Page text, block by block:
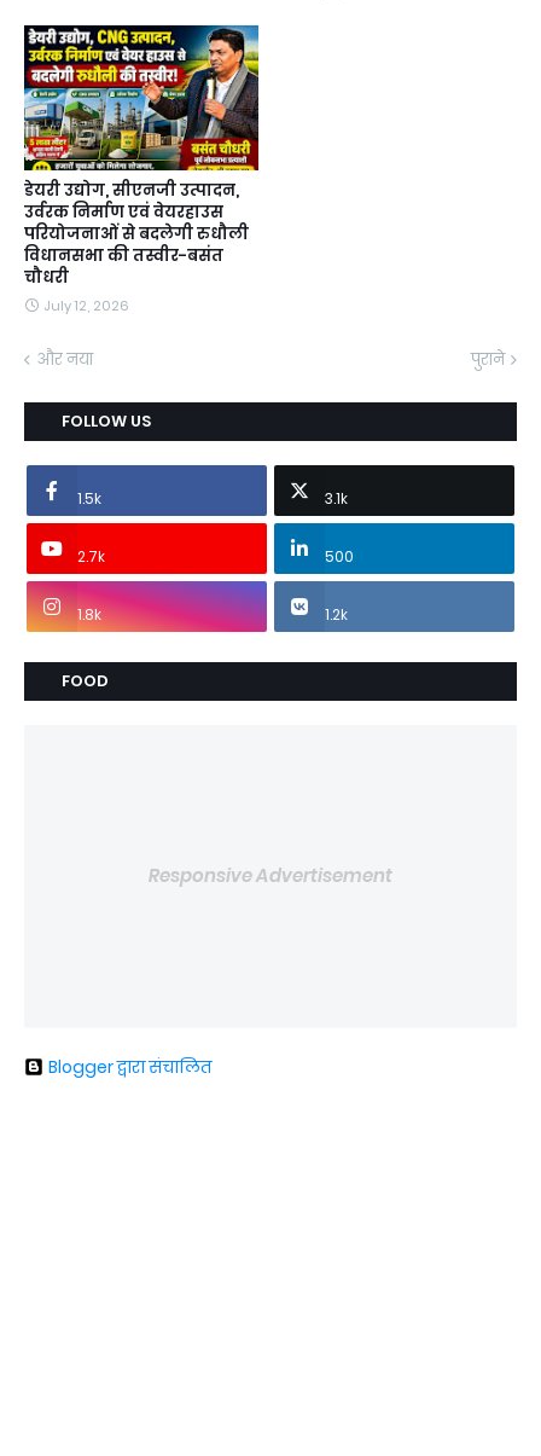
डेयरी उद्योग, सीएनजी उत्पादन,
उर्वरक निर्माण एवं वेयरहाउस
परियोजनाओं से बदलेगी रुधौली
विधानसभा की तस्वीर-बसंत
चौधरी
July 12, 2026
और नया पुराने
FOLLOW US
1.5k 3.1k
2.7k 500
1.8k 1.2k
FOOD
Responsive Advertisement
Blogger द्वारा संचालित